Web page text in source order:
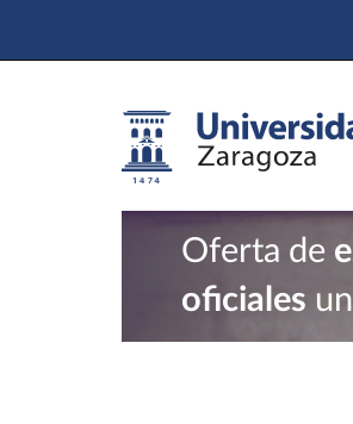
Oferta de
oficiales